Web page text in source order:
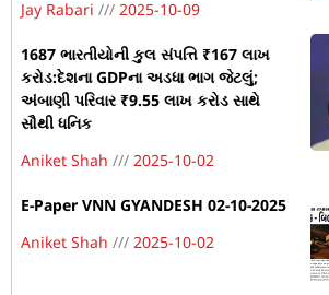
Jay Rabari
2025-10-09
1687 ભારતીયોની કુલ સંપત્તિ ₹167 લાખ
કરોડ:દેશના GDPના અડધા ભાગ જેટલું;
અંબાણી પરિવાર ₹9.55 લાખ કરોડ સાથે
સૌથી ધનિક
Aniket Shah
2025-10-02
E-Paper VNN GYANDESH 02-10-2025
Aniket Shah
2025-10-02